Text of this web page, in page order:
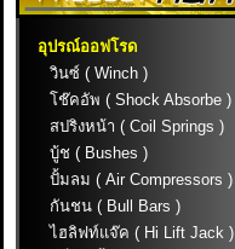
อุปรณ์ออฟโรด
วินซ์ ( Winch )
โช๊คอัพ ( Shock Absorbe )
สปริงหน้า ( Coil Springs )
บู้ช ( Bushes )
ปั้มลม ( Air Compressors )
กันชน ( Bull Bars )
ไฮลิฟท์แจ๊ค ( Hi Lift Jack )